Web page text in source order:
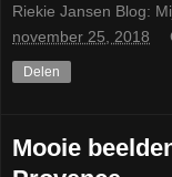
Riekie Jansen Blog:
november 25, 2018
Delen
Mooie